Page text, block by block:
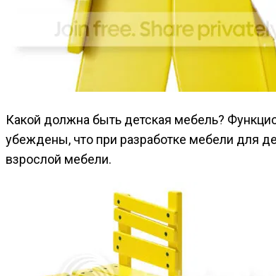
Какой должна быть детская мебель?
убеждены, что при разработке мебели для
взрослой мебели.